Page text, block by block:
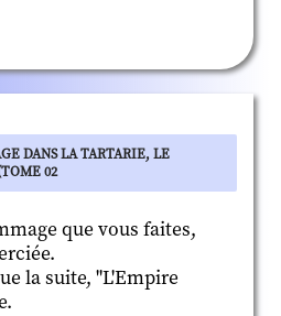
DANS LA TARTARIE, LE
02
que vous faites,
la suite, "L'Empire